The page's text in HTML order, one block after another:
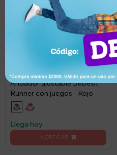
Andador ajustable Bebesit
Runner con juegos - Rojo
Llega hoy